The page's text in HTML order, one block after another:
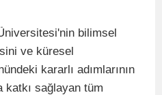
bilimsel
ve küresel
kararlı adımlarının
katkı sağlayan tüm